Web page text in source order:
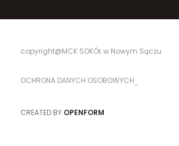
copyright@MCK SOKÓŁ w Nowym Sączu
OCHRONA DANYCH OSOBOWYCH
CREATED BY OPENFORM